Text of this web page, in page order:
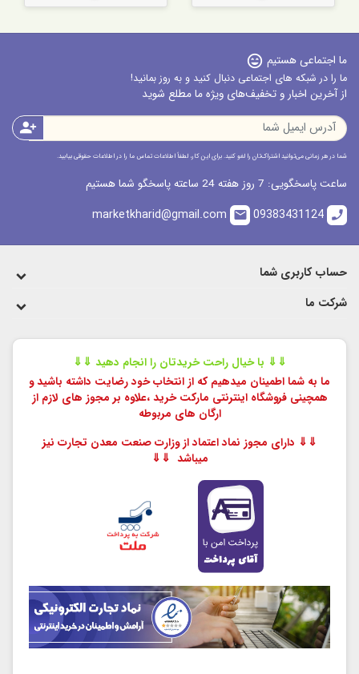
ما اجتماعی هستیم sentiment_very_satisfied
ما را در شبکه های اجتماعی دنبال کنید و به روز بمانید!
از آخرین اخبار و تخفیف‌های ویژه ما مطلع شوید
person_add
شما در هر زمانی می‌توانید اشتراک‌تان را لغو کنید. برای این کار، لطفاً اطلاعات تماس ما را در اطلاعات حقوقی بیابید.
ساعت پاسخگویی: 7 روز هفته 24 ساعته پاسخگو شما هستیم
call
09383431124
email
حساب کاربری شما
شرکت ما
⇓⇓ با خیال راحت خریدتان را انجام دهید ⇓⇓
ما به شما اطمینان میدهیم که از انتخاب خود رضایت داشته باشید و
همچینی فروشگاه اینترنتی مارکت خرید ،علاوه بر مجوز های لازم از
ارگان های مربوطه
⇓⇓ دارای مجوز نماد اعتماد از وزارت صنعت معدن تجارت نیز
میباشد ⇓⇓